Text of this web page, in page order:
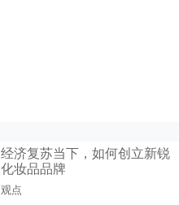
经济复苏当下，如何创立新锐
化妆品品牌
观点